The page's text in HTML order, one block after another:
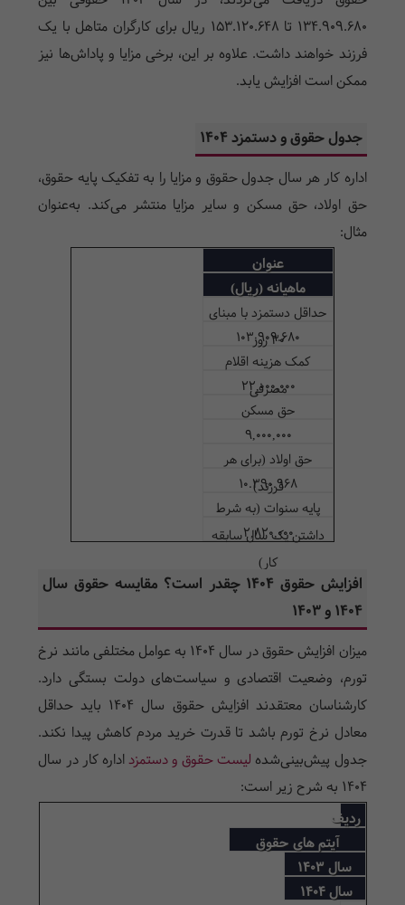
134.909.680 تا 153.120.648 ریال برای کارگران متاهل با یک
فرزند خواهند داشت. علاوه بر این، برخی مزایا و پاداش‌ها نیز
ممکن است افزایش یابد.
جدول حقوق و دستمزد 1404
اداره کار هر سال جدول حقوق و مزایا را به تفکیک پایه حقوق،
حق اولاد، حق مسکن و سایر مزایا منتشر می‌کند. به‌عنوان
مثال:
عنوان
ماهیانه (ریال)
حداقل دستمزد با مبنای
۳۰ روز
103.909.680
کمک هزینه اقلام
مصرفی
22,000,000
حق مسکن
9,000,000
حق اولاد (برای هر
فرزند)
10.390.968
پایه سنوات (به شرط
داشتن یک سال سابقه
کار)
2,820,000
افزایش حقوق ۱۴۰۴ چقدر است؟ مقایسه حقوق سال
1404 و 1403
میزان افزایش حقوق در سال ۱۴۰۴ به عوامل مختلفی مانند نرخ
تورم، وضعیت اقتصادی و سیاست‌های دولت بستگی دارد.
کارشناسان معتقدند افزایش حقوق سال ۱۴۰۴ باید حداقل
معادل نرخ تورم باشد تا قدرت خرید مردم کاهش پیدا نکند.
جدول پیش‌بینی‌شده لیست حقوق و دستمزداداره کار در سال
۱۴۰۴ به شرح زیر است:
ردیف
آیتم های حقوق
سال 1403
سال 1404